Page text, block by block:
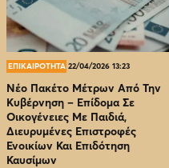
ΕΠΙΚΑΙΡΟΤΗΤΑ 22/04/2026 13:23
Νέο Πακέτο Μέτρων Από Την
Κυβέρνηση – Επίδομα Σε
Οικογένειες Με Παιδιά,
Διευρυμένες Επιστροφές
Ενοικίων Και Επιδότηση
Καυσίμων